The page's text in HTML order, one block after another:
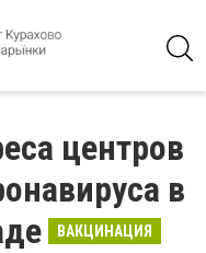
центров
в
ВАКЦИНАЦИЯ